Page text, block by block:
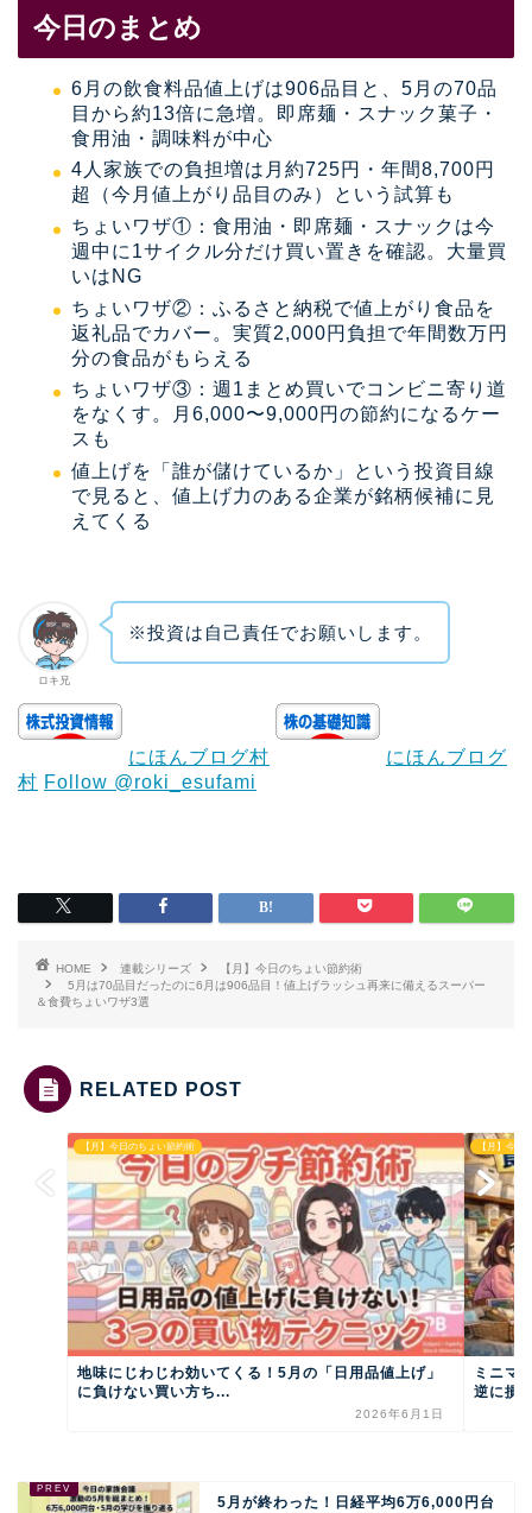
今日のまとめ
6月の飲食料品値上げは906品目と、5月の70品
目から約13倍に急増。即席麺・スナック菓子・
食用油・調味料が中心
4人家族での負担増は月約725円・年間8,700円
超（今月値上がり品目のみ）という試算も
ちょいワザ①：食用油・即席麺・スナックは今
週中に1サイクル分だけ買い置きを確認。大量買
いはNG
ちょいワザ②：ふるさと納税で値上がり食品を
返礼品でカバー。実質2,000円負担で年間数万円
分の食品がもらえる
ちょいワザ③：週1まとめ買いでコンビニ寄り道
をなくす。月6,000〜9,000円の節約になるケー
スも
値上げを「誰が儲けているか」という投資目線
で見ると、値上げ力のある企業が銘柄候補に見
えてくる
ロキ兄
※投資は自己責任でお願いします。
にほんブログ村
にほんブログ
村 Follow @roki_esufami
HOME 連載シリーズ
【月】今日のちょい節約術
5月は70品目だったのに6月は906品目！値上げラッシュ再来に備えるスーパー
＆食費ちょいワザ3選
RELATED POST
【月】今日のちょい節約術
地味にじわじわ効いてくる！5月の「日用品値上げ」
に負けない買い方ち...
2026年6月1日
【月】今日
ミニマ
逆に損
5月が終わった！日経平均6万6,000円台